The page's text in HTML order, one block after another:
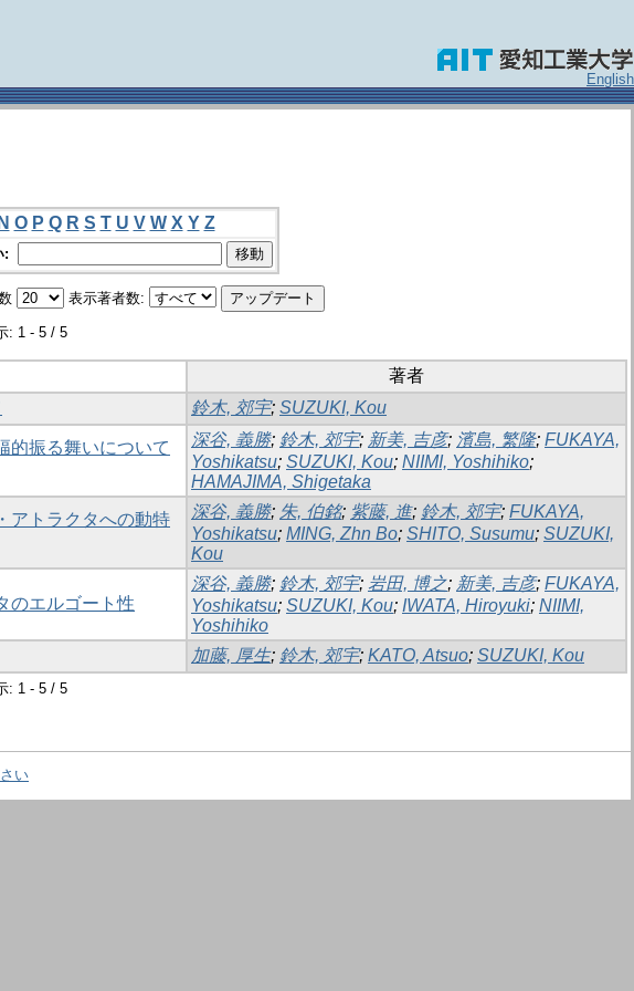
English
N O P Q R S T U V W X Y Z
:
表示著者数:
: 1 - 5 / 5
著者
鈴木, 郊宇; SUZUKI, Kou
的振る舞いについて
深谷, 義勝; 鈴木, 郊宇; 新美, 吉彦; 濱島, 繁隆; FUKAYA,
Yoshikatsu; SUZUKI, Kou; NIIMI, Yoshihiko;
HAMAJIMA, Shigetaka
アトラクタへの動特
深谷, 義勝; 朱, 伯銘; 紫藤, 進; 鈴木, 郊宇; FUKAYA,
Yoshikatsu; MING, Zhn Bo; SHITO, Susumu; SUZUKI,
Kou
のエルゴート性
深谷, 義勝; 鈴木, 郊宇; 岩田, 博之; 新美, 吉彦; FUKAYA,
Yoshikatsu; SUZUKI, Kou; IWATA, Hiroyuki; NIIMI,
Yoshihiko
加藤, 厚生; 鈴木, 郊宇; KATO, Atsuo; SUZUKI, Kou
: 1 - 5 / 5
い